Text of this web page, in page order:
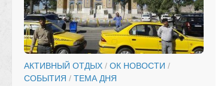
АКТИВНЫЙ ОТДЫХ / ОК НОВОСТИ /
СОБЫТИЯ / ТЕМА ДНЯ